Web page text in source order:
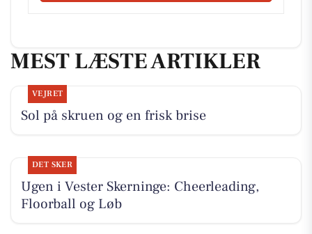
MEST LÆSTE ARTIKLER
VEJRET
Sol på skruen og en frisk brise
DET SKER
Ugen i Vester Skerninge: Cheerleading,
Floorball og Løb